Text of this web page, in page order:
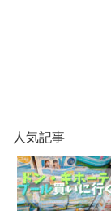
人気記事